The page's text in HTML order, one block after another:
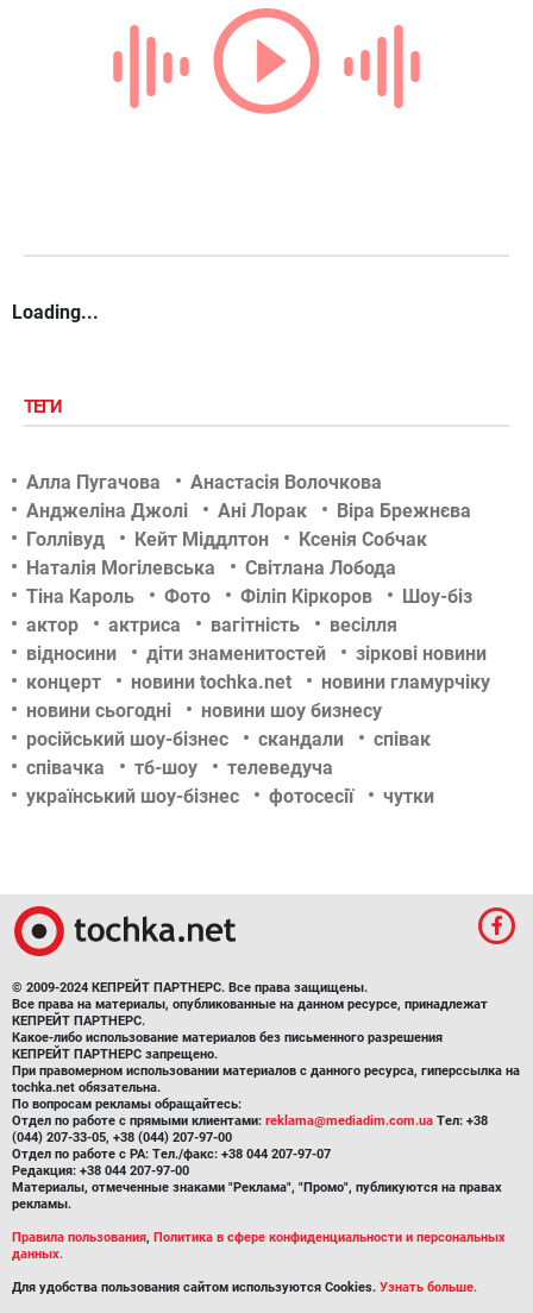
Loading...
ТЕГИ
Алла Пугачова
Анастасія Волочкова
Анджеліна Джолі
Ані Лорак
Віра Брежнєва
Голлівуд
Кейт Міддлтон
Ксенія Собчак
Наталія Могілевська
Світлана Лобода
Тіна Кароль
Фото Філіп Кіркоров
Шоу-біз
актор
актриса вагітність
весілля
відносини
діти знаменитостей
зіркові новини
концерт
новини tochka.net
новини гламурчіку
новини сьогодні
новини шоу бизнесу
російський шоу-бізнес
скандали
співак
співачка
тб-шоу
телеведуча
український шоу-бізнес
фотосесії чутки
© 2009-2024 КЕПРЕЙТ ПАРТНЕРС. Все права защищены.
Все права на материалы, опубликованные на данном ресурсе, принадлежат
КЕПРЕЙТ ПАРТНЕРС.
Какое-либо использование материалов без письменного разрешения
КЕПРЕЙТ ПАРТНЕРС запрещено.
При правомерном использовании материалов с данного ресурса, гиперссылка на
tochka.net обязательна.
По вопросам рекламы обращайтесь:
Отдел по работе с прямыми клиентами: reklama@mediadim.com.ua Тел: +38
(044) 207-33-05, +38 (044) 207-97-00
Отдел по работе с РА: Тел./факс: +38 044 207-97-07
Редакция: +38 044 207-97-00
Материалы, отмеченные знаками "Реклама", "Промо", публикуются на правах
рекламы.
Правила пользования, Политика в сфере конфиденциальности и персональных
данных.
Для удобства пользования сайтом используются Cookies. Узнать больше.